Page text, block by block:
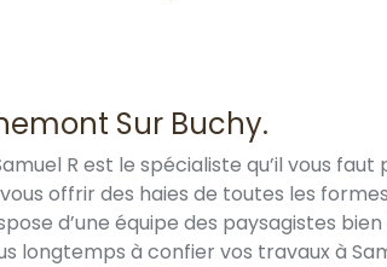
Sur Buchy.
R est le spécialiste qu’il vous
offrir des haies de toutes les
d’une équipe des paysagistes
longtemps à confier vos travaux à